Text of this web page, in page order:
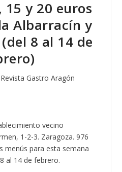
15 y 20 euros
Albarracín y
8 al 14 de
Revista Gastro Aragón
vecino
1-2-3. Zaragoza. 976
menús para esta semana
al 14 de febrero.